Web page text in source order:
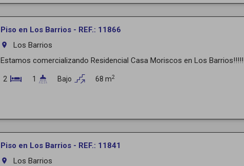
Piso en Los Barrios - REF.: 11866
room
Los Barrios
Estamos comercializando Residencial Casa Moriscos en Los
2 1 Bajo 68 m2
Piso en Los Barrios - REF.: 11841
room
Los Barrios